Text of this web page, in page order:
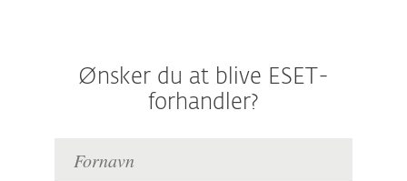
Ønsker du at blive ESET-
forhandler?